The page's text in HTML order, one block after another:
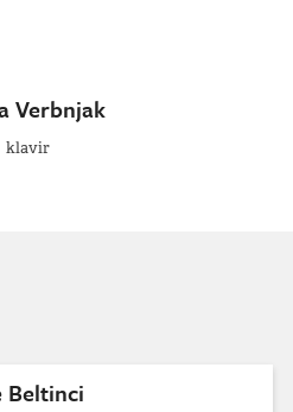
Verbnjak
klavir
Beltinci